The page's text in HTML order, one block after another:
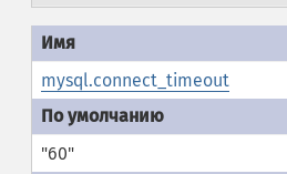
mysql.connect_timeout
"60"